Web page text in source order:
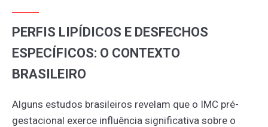
PERFIS LIPÍDICOS E DESFECHOS
ESPECÍFICOS: O CONTEXTO
BRASILEIRO
Alguns estudos brasileiros revelam que o IMC pré-
gestacional exerce influência significativa sobre o